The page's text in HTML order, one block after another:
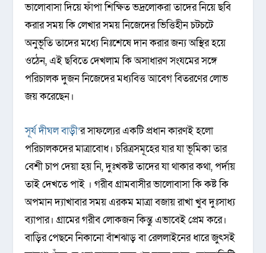
ভালোবাসা দিয়ে ফাঁপা শিক্ষিত ভদ্রলোকরা তাদের নিয়ে ছবি
করার সময় কি লেখার সময় নিজেদের ভিত্তিহীন চটচটে
অনুভূতি তাদের মধ্যে নিঃশেষে দান করার জন্য অস্থির হয়ে
ওঠেন, এই ছবিতে দেখলাম কি অসাধারণ সংযমের সঙ্গে
পরিচালক দুজন নিজেদের মধ্যবিত্ত আবেগ বিতরণের লোভ
জয় করেছেন।
সূর্য দীঘল বাড়ী’র সাফল্যের একটি প্রধান কারণই হলো
পরিচালকদের মাত্রাবোধ। চরিত্রসমূহের যার যা ভূমিকা তার
বেশী চাপ দেয়া হয় নি, দুঃখকষ্ট তাদের যা থাকার কথা, পর্দায়
তাই দেখতে পাই । গরীব গ্রামবাসীর ভালোবাসা কি কষ্ট কি
অপমান দ্যাখাবার সময় এরকম মাত্রা বজায় রাখা খুব দুঃসাধ্য
ব্যাপার। গ্রামের গরীব লোকজন কিন্তু এভাবেই প্রেম করে।
বাড়ির পেছনে নিকানো বাঁশঝাড় বা রেললাইনের ধারে জুৎসই